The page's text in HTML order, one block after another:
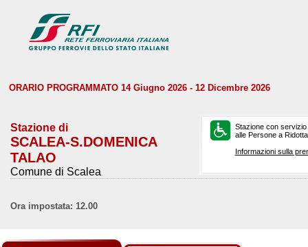
ORARIO PROGRAMMATO 14 Giugno 2026 - 12 Dicembre 2026
Stazione di
SCALEA-S.DOMENICA
TALAO
Comune di Scalea
Stazione con
alle Persone a
Informazioni sulla
Ora impostata: 12.00